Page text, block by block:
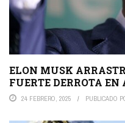
ELON MUSK
FUERTE DERROTA
24 FEBRERO, 2025 PUBLICADO